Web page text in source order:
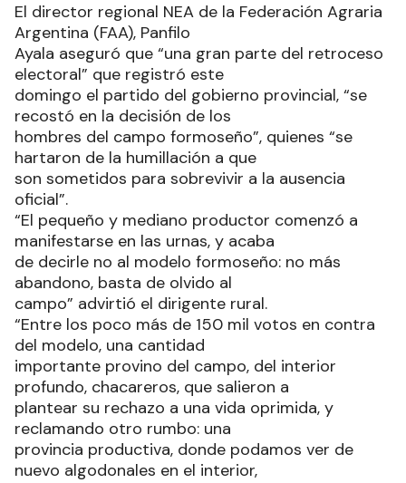
El director regional NEA de la Federación Agraria
Argentina (FAA), Panfilo
Ayala aseguró que “una gran parte del retroceso
electoral” que registró este
domingo el partido del gobierno provincial, “se
recostó en la decisión de los
hombres del campo formoseño”, quienes “se
hartaron de la humillación a que
son sometidos para sobrevivir a la ausencia
oficial”.
“El pequeño y mediano productor comenzó a
manifestarse en las urnas, y acaba
de decirle no al modelo formoseño: no más
abandono, basta de olvido al
campo” advirtió el dirigente rural.
“Entre los poco más de 150 mil votos en contra
del modelo, una cantidad
importante provino del campo, del interior
profundo, chacareros, que salieron a
plantear su rechazo a una vida oprimida, y
reclamando otro rumbo: una
provincia productiva, donde podamos ver de
nuevo algodonales en el interior,